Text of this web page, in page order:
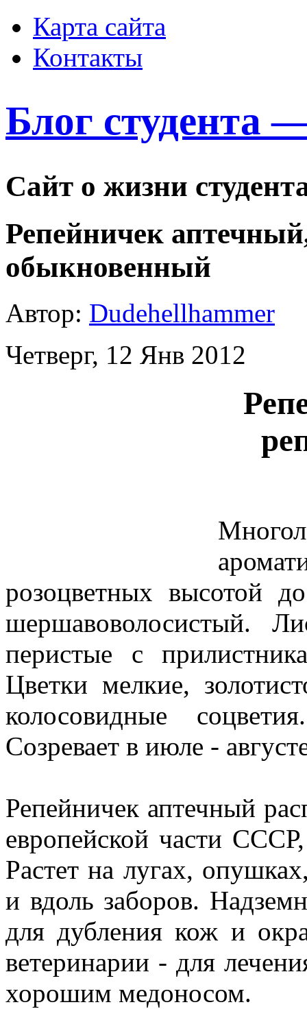
Карта сайта
Контакты
Блог студента
Сайт о жизни
Репейничек
обыкновенный
Автор: Dudehellhammer
Четверг, 12 Янв 2012
розоцветных высотой
шершавоволосистый.
перистые с
Цветки мелкие,
колосовидные
Созревает в июле -
Репейничек аптечный
европейской части
Растет на лугах,
и вдоль заборов.
для дубления кож и
ветеринарии - для
хорошим медоносом.